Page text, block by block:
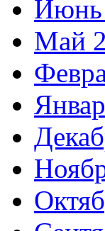
Июнь
Май